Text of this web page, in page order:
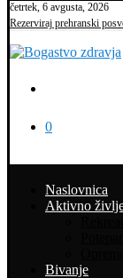
četrtek, 6 avgusta, 2026
Rezerviraj prehranski
0
Naslovnica
Aktivno
Bivanje